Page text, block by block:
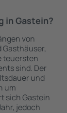
in Gastein?
von
teuersten
sind. Der
und
um
sich Gastein
jedoch